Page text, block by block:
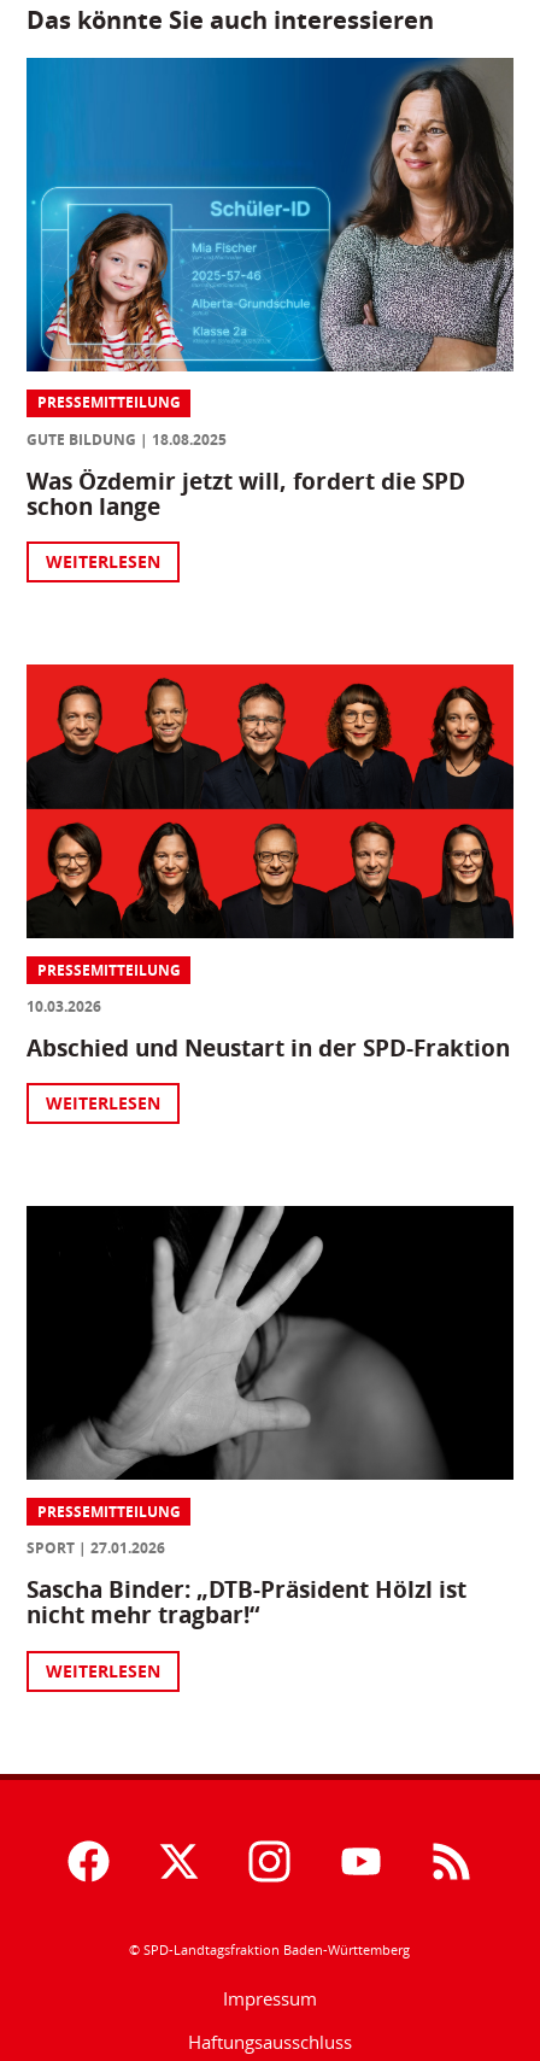
Das könnte Sie auch interessieren
PRESSEMITTEILUNG
GUTE BILDUNG
18.08.2025
Was Özdemir jetzt will, fordert die SPD
schon lange
WEITERLESEN
PRESSEMITTEILUNG
10.03.2026
Abschied und Neustart in der SPD-Fraktion
WEITERLESEN
PRESSEMITTEILUNG
SPORT
27.01.2026
Sascha Binder: „DTB-Präsident Hölzl ist
nicht mehr tragbar!“
WEITERLESEN
© SPD-Landtagsfraktion Baden-Württemberg
Impressum
Haftungsausschluss